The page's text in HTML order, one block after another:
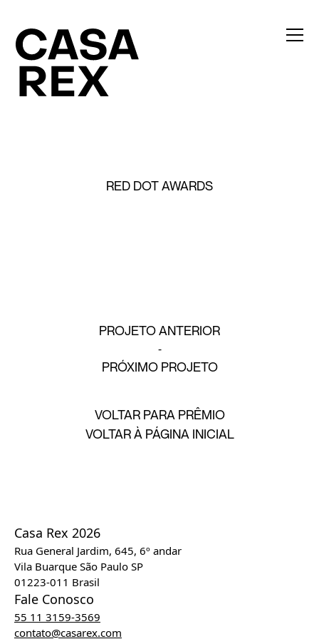
RED DOT AWARDS
PROJETO ANTERIOR
PRÓXIMO PROJETO
VOLTAR PARA PRÊMIO
VOLTAR À PÁGINA INICIAL
Casa Rex 2026
Rua General Jardim, 645, 6º andar
Vila Buarque São Paulo SP
01223-011 Brasil
Fale Conosco
55 11 3159-3569
contato@casarex.com